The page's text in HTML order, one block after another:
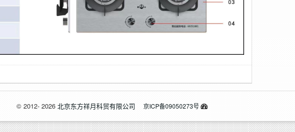
© 2012- 2026 北京东方祥月科贸有限公司 京ICP备09050273号